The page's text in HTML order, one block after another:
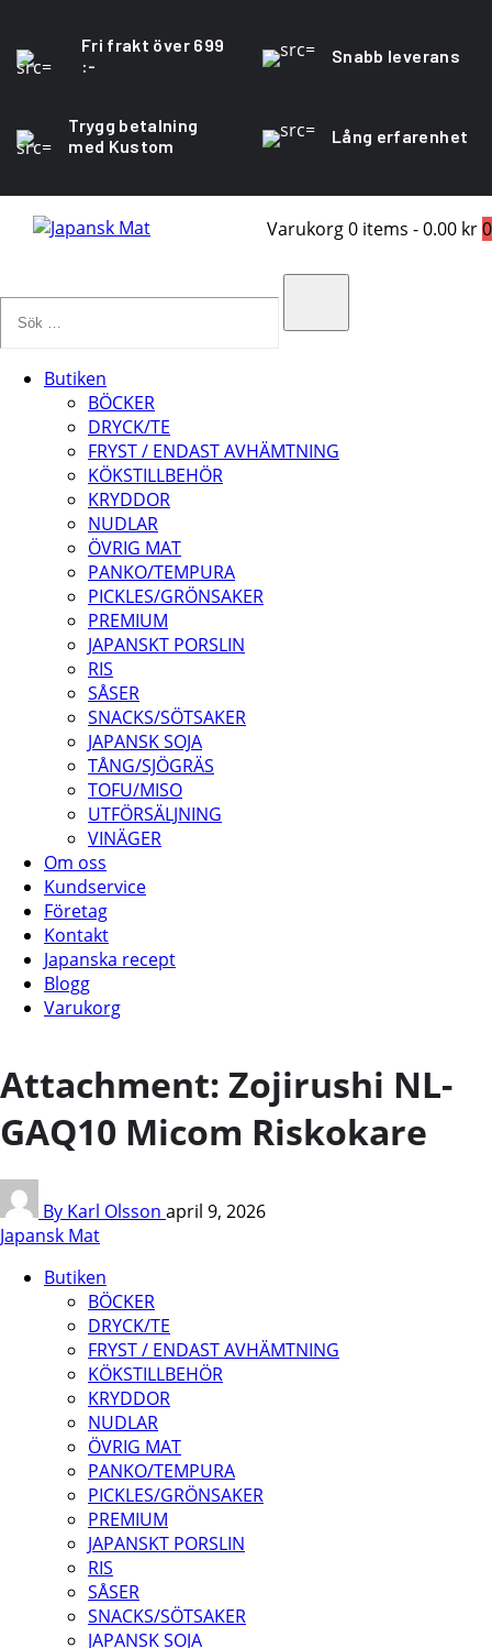
Fri frakt över 699
:-
Snabb leverans
Trygg betalning
med Kustom
Lång erfarenhet
Varukorg0 items -0.00 kr0
Butiken
BÖCKER
DRYCK/TE
FRYST / ENDAST AVHÄMTNING
KÖKSTILLBEHÖR
KRYDDOR
NUDLAR
ÖVRIG MAT
PANKO/TEMPURA
PICKLES/GRÖNSAKER
PREMIUM
JAPANSKT PORSLIN
RIS
SÅSER
SNACKS/SÖTSAKER
JAPANSK SOJA
TÅNG/SJÖGRÄS
TOFU/MISO
UTFÖRSÄLJNING
VINÄGER
Om oss
Kundservice
Företag
Kontakt
Japanska recept
Blogg
Varukorg
Attachment: Zojirushi NL-
GAQ10 Micom Riskokare
By Karl Olsson april 9, 2026
Japansk Mat
Butiken
BÖCKER
DRYCK/TE
FRYST / ENDAST AVHÄMTNING
KÖKSTILLBEHÖR
KRYDDOR
NUDLAR
ÖVRIG MAT
PANKO/TEMPURA
PICKLES/GRÖNSAKER
PREMIUM
JAPANSKT PORSLIN
RIS
SÅSER
SNACKS/SÖTSAKER
JAPANSK SOJA